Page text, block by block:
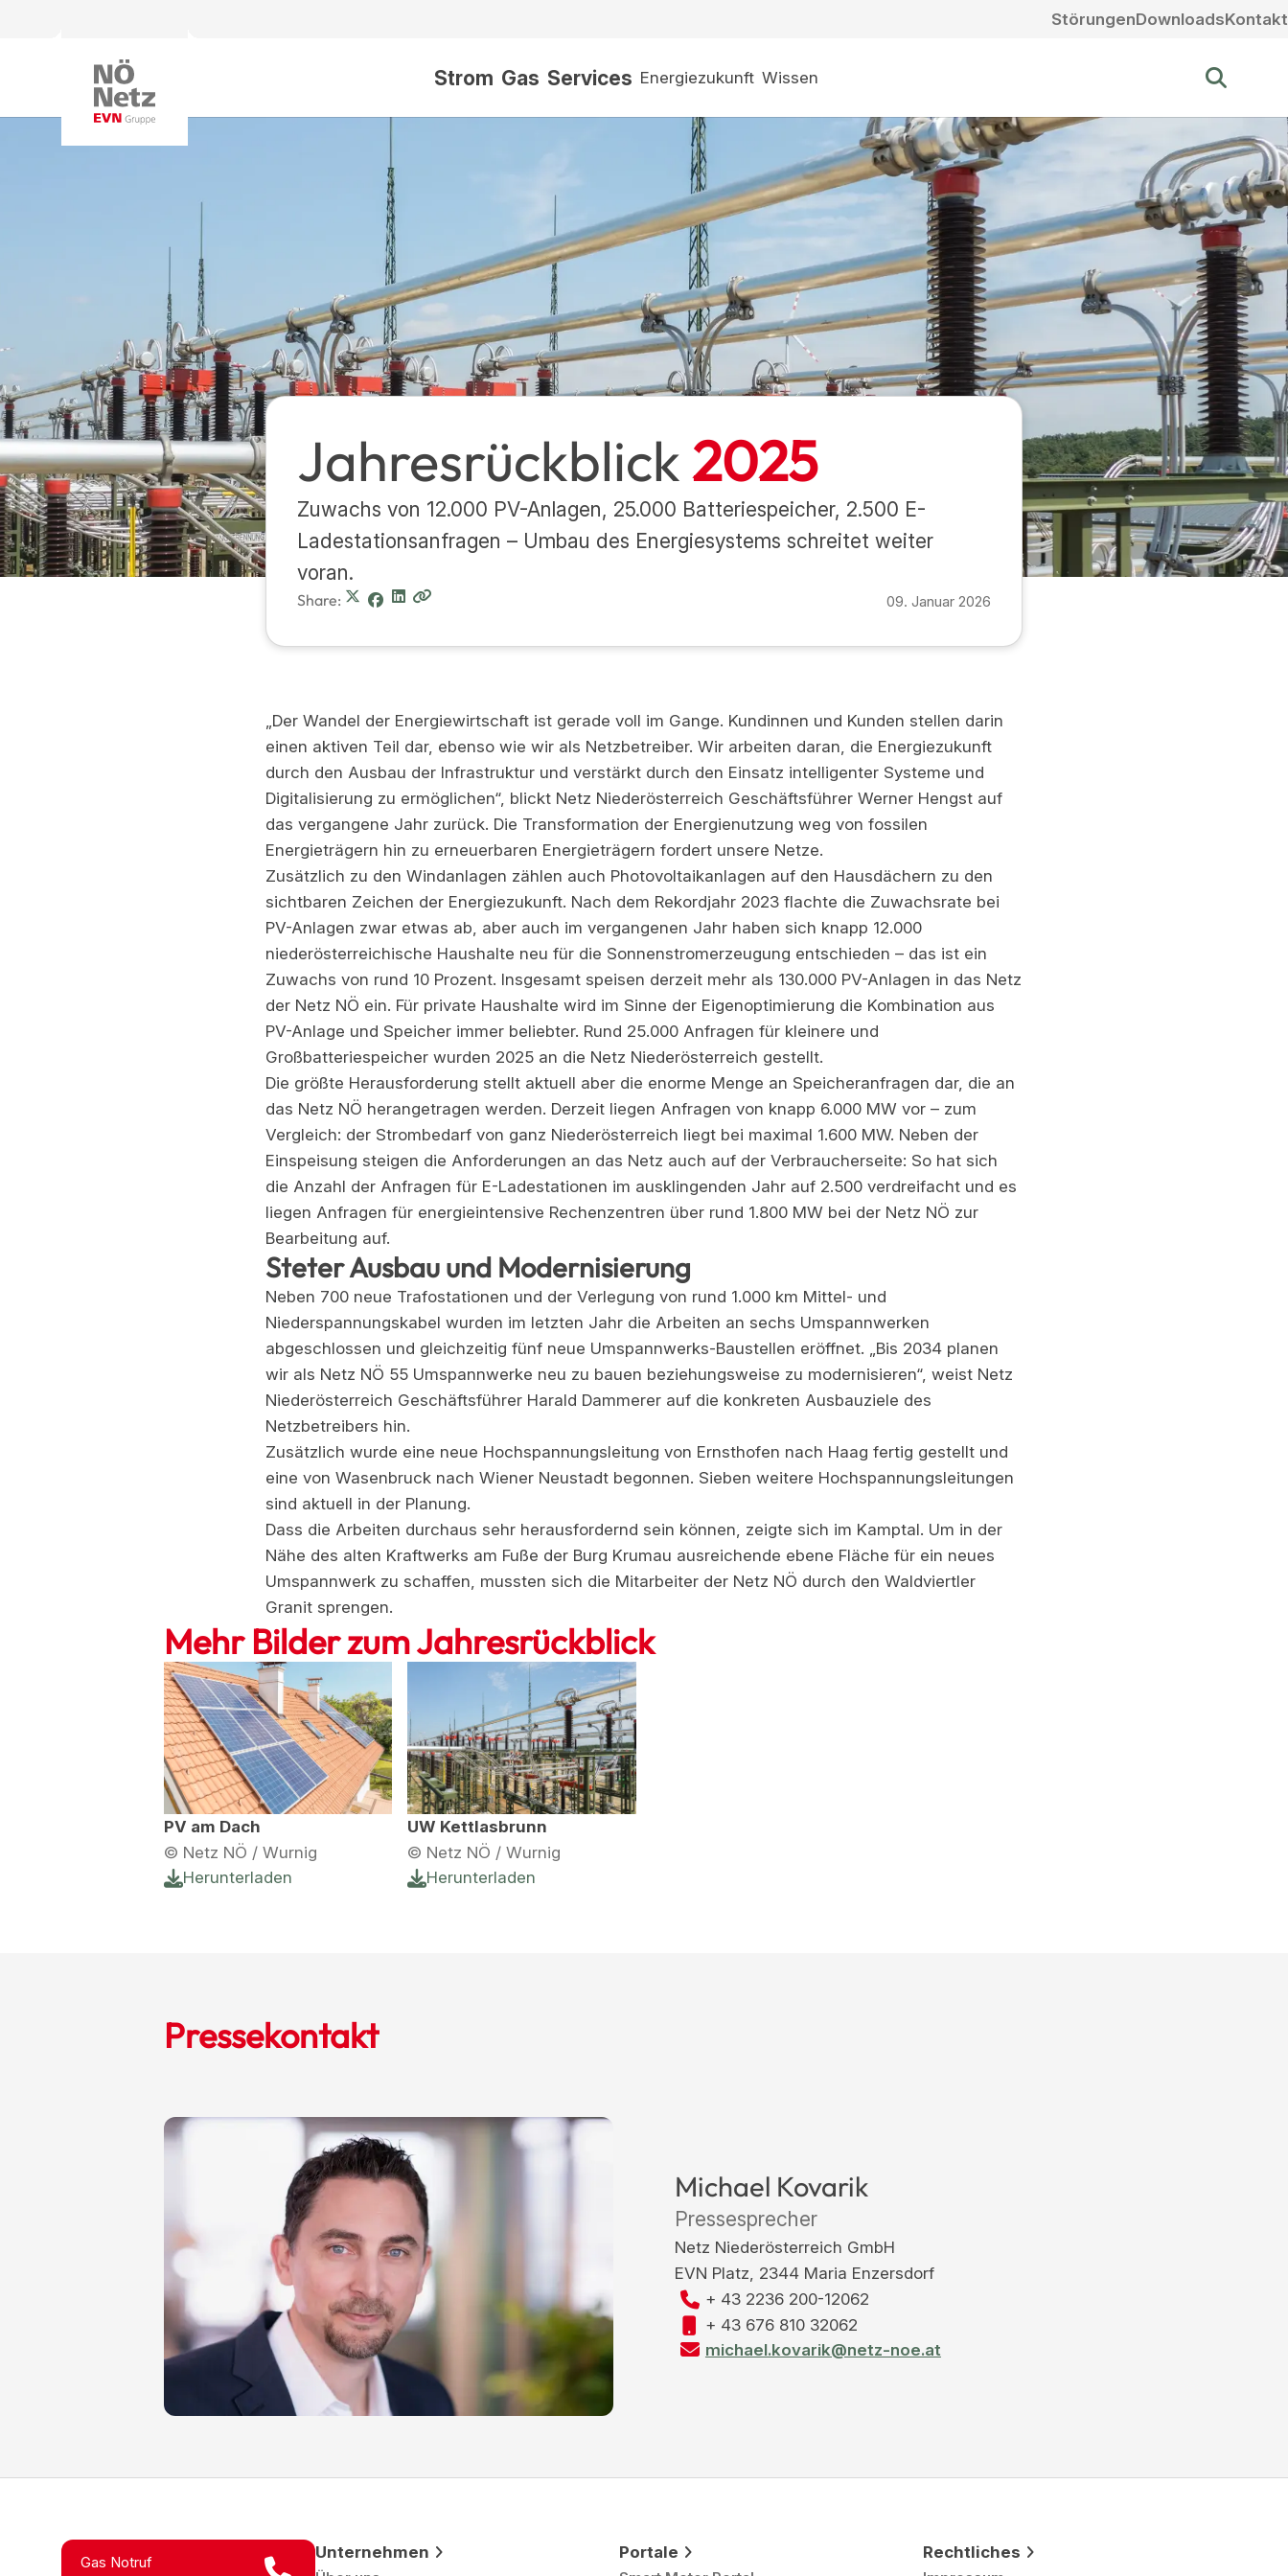
Strom Gas Services Energiezukunft Wissen
StörungenDownloadsKontakt
Jahresrückblick2025
Zuwachs von 12.000 PV-Anlagen, 25.000 Batteriespeicher, 2.500 E-
Ladestationsanfragen – Umbau des Energiesystems schreitet weiter
voran.
Share: 09. Januar 2026
„Der Wandel der Energiewirtschaft ist gerade voll im Gange. Kundinnen und Kunden stellen darin
einen aktiven Teil dar, ebenso wie wir als Netzbetreiber. Wir arbeiten daran, die Energiezukunft
durch den Ausbau der Infrastruktur und verstärkt durch den Einsatz intelligenter Systeme und
Digitalisierung zu ermöglichen“, blickt Netz Niederösterreich Geschäftsführer Werner Hengst auf
das vergangene Jahr zurück. Die Transformation der Energienutzung weg von fossilen
Energieträgern hin zu erneuerbaren Energieträgern fordert unsere Netze.
Zusätzlich zu den Windanlagen zählen auch Photovoltaikanlagen auf den Hausdächern zu den
sichtbaren Zeichen der Energiezukunft. Nach dem Rekordjahr 2023 flachte die Zuwachsrate bei
PV-Anlagen zwar etwas ab, aber auch im vergangenen Jahr haben sich knapp 12.000
niederösterreichische Haushalte neu für die Sonnenstromerzeugung entschieden – das ist ein
Zuwachs von rund 10 Prozent. Insgesamt speisen derzeit mehr als 130.000 PV-Anlagen in das Netz
der Netz NÖ ein. Für private Haushalte wird im Sinne der Eigenoptimierung die Kombination aus
PV-Anlage und Speicher immer beliebter. Rund 25.000 Anfragen für kleinere und
Großbatteriespeicher wurden 2025 an die Netz Niederösterreich gestellt.
Die größte Herausforderung stellt aktuell aber die enorme Menge an Speicheranfragen dar, die an
das Netz NÖ herangetragen werden. Derzeit liegen Anfragen von knapp 6.000 MW vor – zum
Vergleich: der Strombedarf von ganz Niederösterreich liegt bei maximal 1.600 MW. Neben der
Einspeisung steigen die Anforderungen an das Netz auch auf der Verbraucherseite: So hat sich
die Anzahl der Anfragen für E-Ladestationen im ausklingenden Jahr auf 2.500 verdreifacht und es
liegen Anfragen für energieintensive Rechenzentren über rund 1.800 MW bei der Netz NÖ zur
Bearbeitung auf.
Steter Ausbau und Modernisierung
Neben 700 neue Trafostationen und der Verlegung von rund 1.000 km Mittel- und
Niederspannungskabel wurden im letzten Jahr die Arbeiten an sechs Umspannwerken
abgeschlossen und gleichzeitig fünf neue Umspannwerks-Baustellen eröffnet. „Bis 2034 planen
wir als Netz NÖ 55 Umspannwerke neu zu bauen beziehungsweise zu modernisieren“, weist Netz
Niederösterreich Geschäftsführer Harald Dammerer auf die konkreten Ausbauziele des
Netzbetreibers hin.
Zusätzlich wurde eine neue Hochspannungsleitung von Ernsthofen nach Haag fertig gestellt und
eine von Wasenbruck nach Wiener Neustadt begonnen. Sieben weitere Hochspannungsleitungen
sind aktuell in der Planung.
Dass die Arbeiten durchaus sehr herausfordernd sein können, zeigte sich im Kamptal. Um in der
Nähe des alten Kraftwerks am Fuße der Burg Krumau ausreichende ebene Fläche für ein neues
Umspannwerk zu schaffen, mussten sich die Mitarbeiter der Netz NÖ durch den Waldviertler
Granit sprengen.
Mehr Bilder zum Jahresrückblick
PV am Dach
© Netz NÖ / Wurnig
Herunterladen
UW Kettlasbrunn
© Netz NÖ / Wurnig
Herunterladen
Pressekontakt
Michael Kovarik
Pressesprecher
Netz Niederösterreich GmbH
EVN Platz, 2344 Maria Enzersdorf
+ 43 2236 200-12062
+ 43 676 810 32062
michael.kovarik@netz-noe.at
Gas Notruf
Unternehmen Portale Rechtliches